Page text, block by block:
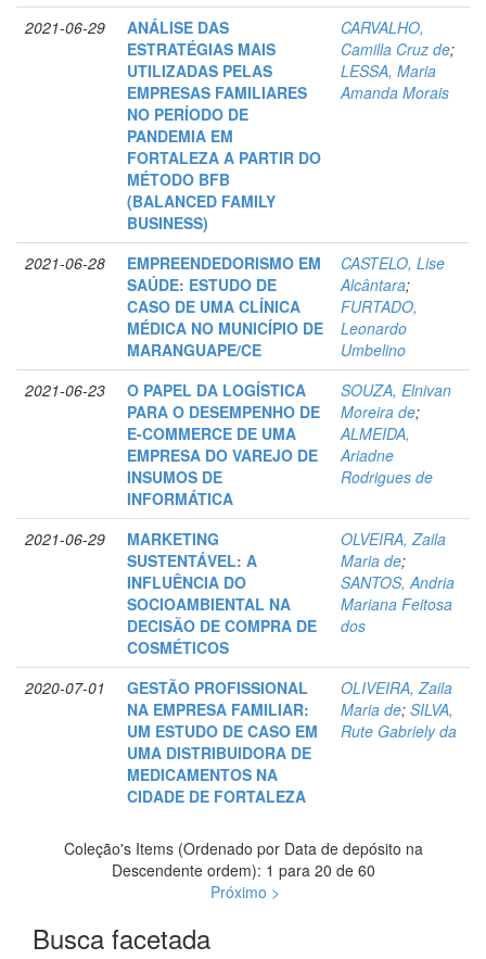
2021-06-29
ANÁLISE DAS
ESTRATÉGIAS MAIS
UTILIZADAS PELAS
EMPRESAS FAMILIARES
NO PERÍODO DE
PANDEMIA EM
FORTALEZA A PARTIR DO
MÉTODO BFB
(BALANCED FAMILY
BUSINESS)
CARVALHO,
Camilla Cruz de;
LESSA, Maria
Amanda Morais
2021-06-28
EMPREENDEDORISMO EM
SAÚDE: ESTUDO DE
CASO DE UMA CLÍNICA
MÉDICA NO MUNICÍPIO DE
MARANGUAPE/CE
CASTELO, Lise
Alcântara;
FURTADO,
Leonardo
Umbelino
2021-06-23
O PAPEL DA LOGÍSTICA
PARA O DESEMPENHO DE
E-COMMERCE DE UMA
EMPRESA DO VAREJO DE
INSUMOS DE
INFORMÁTICA
SOUZA, Elnivan
Moreira de;
ALMEIDA,
Ariadne
Rodrigues de
2021-06-29
MARKETING
SUSTENTÁVEL: A
INFLUÊNCIA DO
SOCIOAMBIENTAL NA
DECISÃO DE COMPRA DE
COSMÉTICOS
OLVEIRA, Zaila
Maria de;
SANTOS, Andria
Mariana Feitosa
dos
2020-07-01
GESTÃO PROFISSIONAL
NA EMPRESA FAMILIAR:
UM ESTUDO DE CASO EM
UMA DISTRIBUIDORA DE
MEDICAMENTOS NA
CIDADE DE FORTALEZA
OLIVEIRA, Zaila
Maria de; SILVA,
Rute Gabriely da
Coleção's Items (Ordenado por Data de depósito na
Descendente ordem): 1 para 20 de 60
Próximo >
Busca facetada